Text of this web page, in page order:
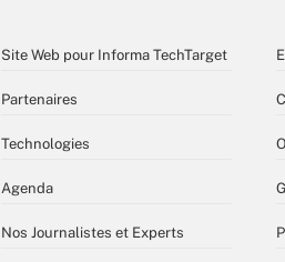
Site Web pour Informa TechTarget
Partenaires
Technologies
Agenda
Nos Journalistes et Experts